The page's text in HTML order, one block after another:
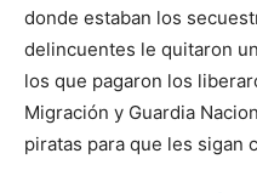
donde estaban los
delincuentes le quitaron
los que pagaron los
Migración y Guardia
piratas para que les sigan